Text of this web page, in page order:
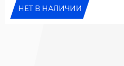
НЕТ В НАЛИЧИИ